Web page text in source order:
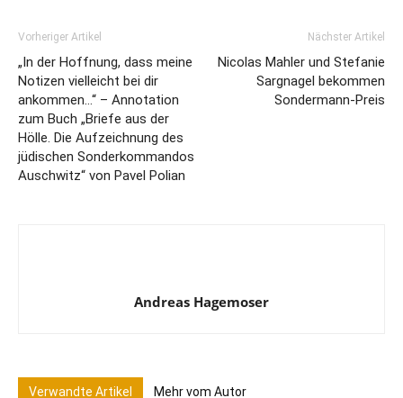
Vorheriger Artikel
„In der Hoffnung, dass meine
Notizen vielleicht bei dir
ankommen…“ – Annotation
zum Buch „Briefe aus der
Hölle. Die Aufzeichnung des
jüdischen Sonderkommandos
Auschwitz“ von Pavel Polian
Nächster Artikel
Nicolas Mahler und Stefanie
Sargnagel bekommen
Sondermann-Preis
Andreas Hagemoser
Verwandte Artikel Mehr vom Autor